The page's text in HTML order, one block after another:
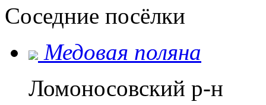
Соседние посёлки
Медовая поляна
Ломоносовский р-н